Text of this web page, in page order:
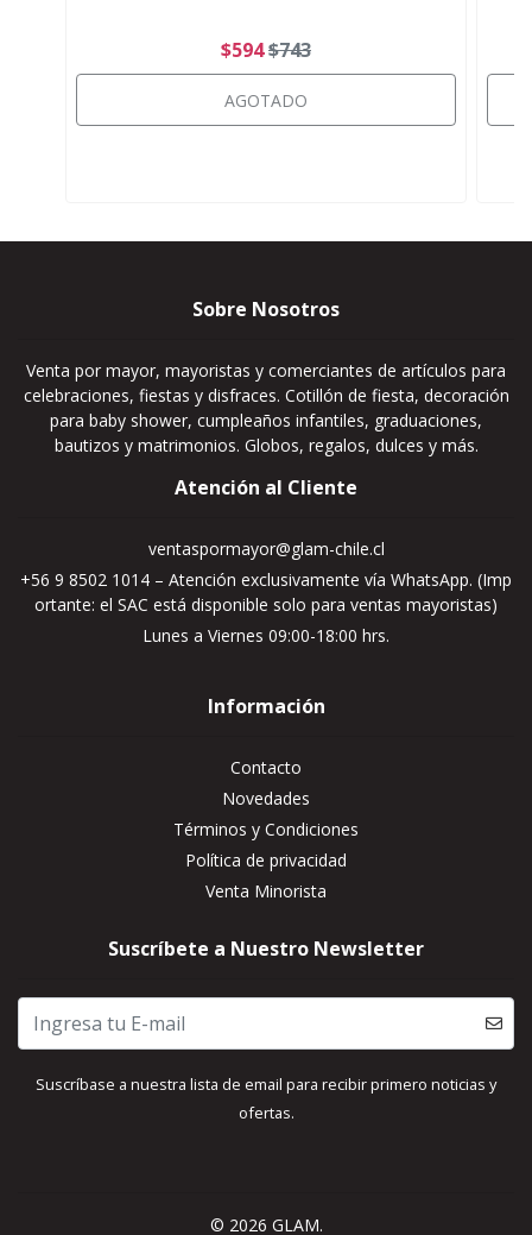
$594$743
AGOTADO
Sobre Nosotros
Venta por mayor, mayoristas y comerciantes de artículos para
celebraciones, fiestas y disfraces. Cotillón de fiesta, decoración
para baby shower, cumpleaños infantiles, graduaciones,
bautizos y matrimonios. Globos, regalos, dulces y más.
Atención al Cliente
ventaspormayor@glam-chile.cl
+56 9 8502 1014 – Atención exclusivamente vía WhatsApp. (Imp
ortante: el SAC está disponible solo para ventas mayoristas)
Lunes a Viernes 09:00-18:00 hrs.
Información
Contacto
Novedades
Términos y Condiciones
Política de privacidad
Venta Minorista
Suscríbete a Nuestro Newsletter
Suscríbase a nuestra lista de email para recibir primero noticias y
ofertas.
© 2026 GLAM.